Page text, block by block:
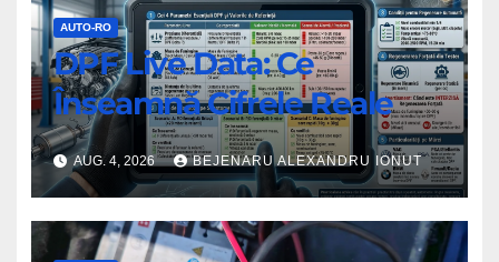
AUTO-RO
DPF Live Data: Ce
Înseamnă Cifrele Reale
AUG. 4, 2026 BEJENARU ALEXANDRU IONUT